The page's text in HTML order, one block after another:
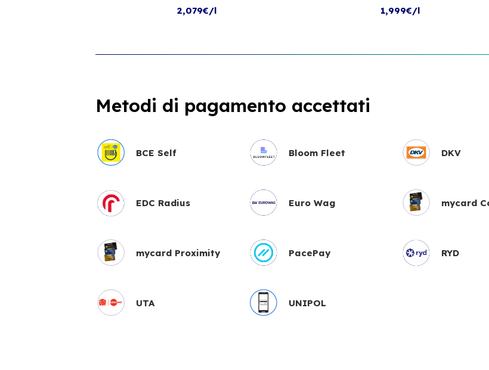
2,079€/l 1,999€/l
Metodi di pagamento accettati
BCE Self Bloom Fleet DKV
EDC Radius Euro Wag mycard
mycard Proximity PacePay RYD
UTA UNIPOL